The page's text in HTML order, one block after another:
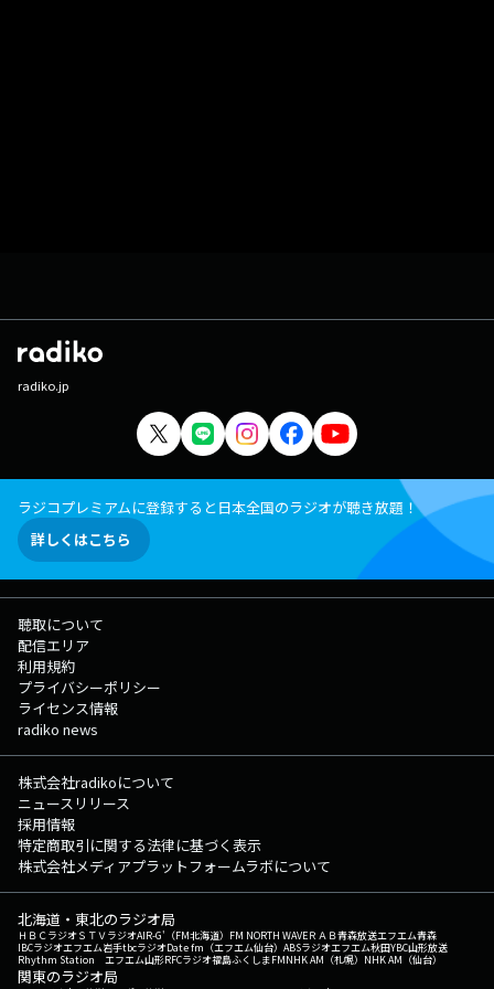
radiko.jp
ラジコプレミアムに登録すると日本全国のラジオが聴き放題！
詳しくはこちら
聴取について
配信エリア
利用規約
プライバシーポリシー
ライセンス情報
radiko news
株式会社radikoについて
ニュースリリース
採用情報
特定商取引に関する法律に基づく表示
株式会社メディアプラットフォームラボについて
北海道・東北のラジオ局
ＨＢＣラジオＳＴＶラジオAIR-G'（FM北海道） FM NORTH WAVEＲＡＢ青森放送エフエム青森
IBCラジオエフエム岩手tbcラジオDate fm（エフエム仙台） ABSラジオエフエム秋田YBC山形放送
Rhythm Station エフエム山形RFCラジオ福島ふくしまFMNHK AM（札幌） NHK AM（仙台）
関東のラジオ局